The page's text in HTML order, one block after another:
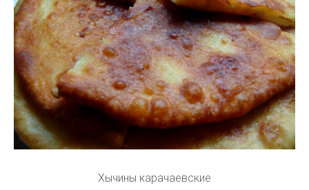
Хычины карачаевские